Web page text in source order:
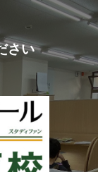
さい